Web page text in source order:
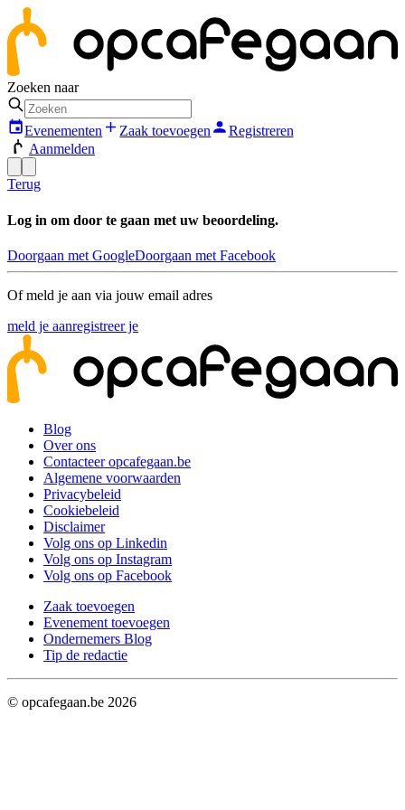
Zoeken naar
Evenementen Zaak toevoegen
Registreren
Aanmelden
Terug
Log in om door te gaan met uw beoordeling.
Doorgaan met GoogleDoorgaan met Facebook
Of meld je aan via jouw email adres
meld je aanregistreer je
Blog
Over ons
Contacteer opcafegaan.be
Algemene voorwaarden
Privacybeleid
Cookiebeleid
Disclaimer
Volg ons op Linkedin
Volg ons op Instagram
Volg ons op Facebook
Zaak toevoegen
Evenement toevoegen
Ondernemers Blog
Tip de redactie
© opcafegaan.be 2026